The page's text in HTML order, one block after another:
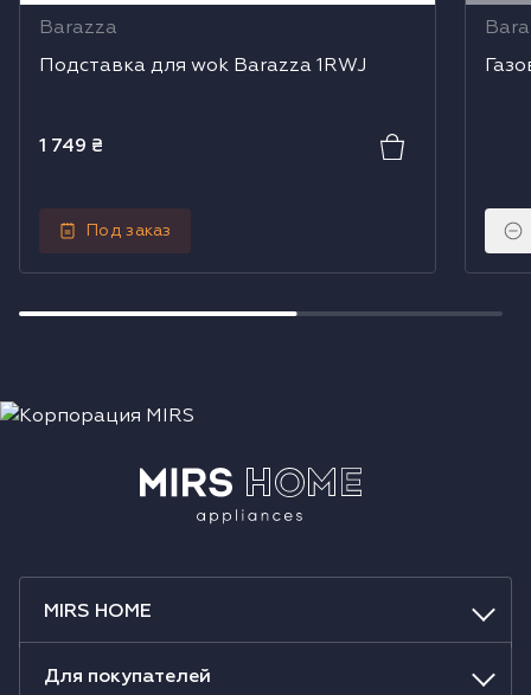
Barazza
Подставка для wok Barazza 1RWJ
1 749 ₴
Под заказ
MIRS HOME
Для покупателей